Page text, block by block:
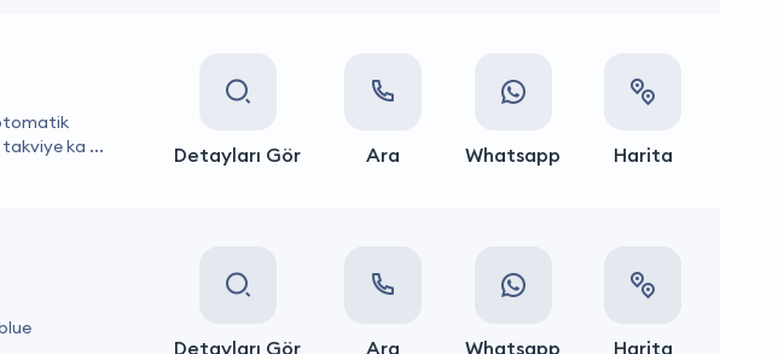
ka ...
Detayları Gör Ara Whatsapp Harita
Detayları Gör Ara Whatsapp Harita